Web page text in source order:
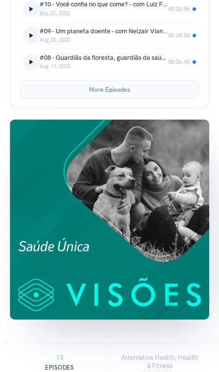
#10 - Você confia no que come? - com Luiz Freitas
Sep 22, 2022
00:20:56
#09 - Um planeta doente - com Nelzair Vianna
Aug 25, 2022
00:24:52
#08 - Guardiãs da floresta, guardiãs da saúde - com Joici Mandulão e Tatipeppé
Aug 11, 2022
00:26:45
More Episodes
13
EPISODES
Alternative Health, Health
& Fitness